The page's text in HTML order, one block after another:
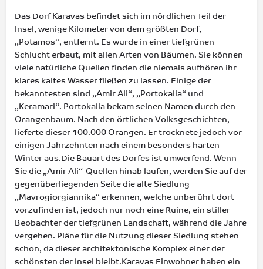
Das Dorf Karavas befindet sich im nördlichen Teil der
Insel, wenige Kilometer von dem größten Dorf,
„Potamos“, entfernt. Es wurde in einer tiefgrünen
Schlucht erbaut, mit allen Arten von Bäumen. Sie können
viele natürliche Quellen finden die niemals aufhören ihr
klares kaltes Wasser fließen zu lassen. Einige der
bekanntesten sind „Amir Ali“, „Portokalia“ und
„Keramari“. Portokalia bekam seinen Namen durch den
Orangenbaum. Nach den örtlichen Volksgeschichten,
lieferte dieser 100.000 Orangen. Er trocknete jedoch vor
einigen Jahrzehnten nach einem besonders harten
Winter aus.Die Bauart des Dorfes ist umwerfend. Wenn
Sie die „Amir Ali“-Quellen hinab laufen, werden Sie auf der
gegenüberliegenden Seite die alte Siedlung
„Mavrogiorgiannika“ erkennen, welche unberührt dort
vorzufinden ist, jedoch nur noch eine Ruine, ein stiller
Beobachter der tiefgrünen Landschaft, während die Jahre
vergehen. Pläne für die Nutzung dieser Siedlung stehen
schon, da dieser architektonische Komplex einer der
schönsten der Insel bleibt.Karavas Einwohner haben ein